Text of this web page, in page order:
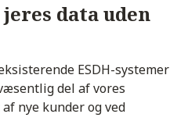
data uden
ESDH-systemer
del af vores
nye kunder og ved